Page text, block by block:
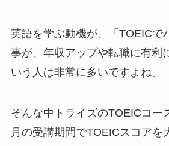
英語を学ぶ動機が、
「TOEIC
事が、年収アップや転職に有利
いう人は非常に多いですよね。
そんな中トライズのTOEICコー
月の受講期間でTOEICスコアを